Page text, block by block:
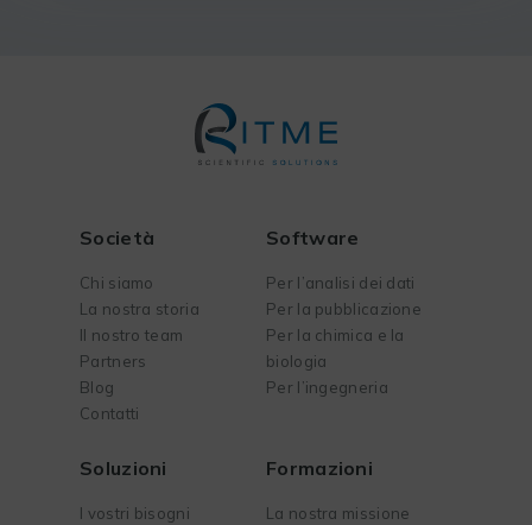
Società
Chi siamo
La nostra storia
Il nostro team
Partners
Blog
Contatti
Software
Per l’analisi dei dati
Per la pubblicazione
Per la chimica e la
biologia
Per l’ingegneria
Soluzioni
I vostri bisogni
Formazioni
La nostra missione